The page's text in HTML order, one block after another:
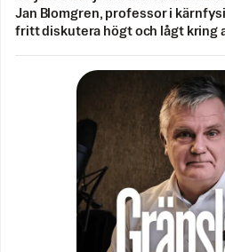
Jan Blomgren, professor i
fritt diskutera högt och lågt kring